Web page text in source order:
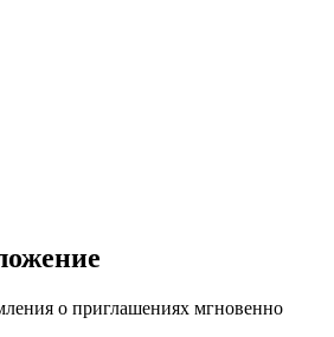
о приглашениях мгновенно